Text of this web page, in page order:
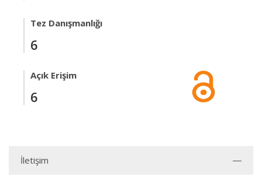
Tez Danışmanlığı
6
Açık Erişim
6
İletişim